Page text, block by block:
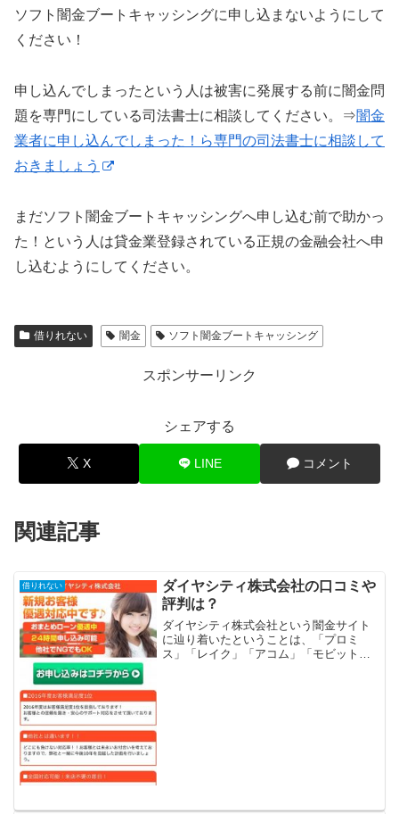
ソフト闇金ブートキャッシングに申し込まないようにして
ください！
申し込んでしまったという人は被害に発展する前に闇金問
題を専門にしている司法書士に相談してください。⇒闇金
業者に申し込んでしまった！ら専門の司法書士に相談して
おきましょう
まだソフト闇金ブートキャッシングへ申し込む前で助かっ
た！という人は貸金業登録されている正規の金融会社へ申
し込むようにしてください。
借りれない 闇金 ソフト闇金ブートキャッシング
スポンサーリンク
シェアする
X LINE コメント
関連記事
借りれない
ダイヤシティ株式会社の口コミや
評判は？
ダイヤシティ株式会社という闇金サイト
に辿り着いたということは、「プロミ
ス」「レイク」「アコム」「モビット」